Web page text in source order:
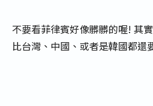
不要看菲律賓好像髒髒的喔! 其
比台灣、中國、或者是韓國都還